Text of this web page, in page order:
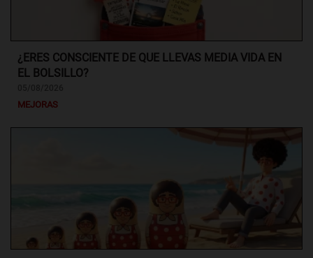
¿ERES CONSCIENTE DE QUE LLEVAS MEDIA VIDA EN
EL BOLSILLO?
MEJORAS